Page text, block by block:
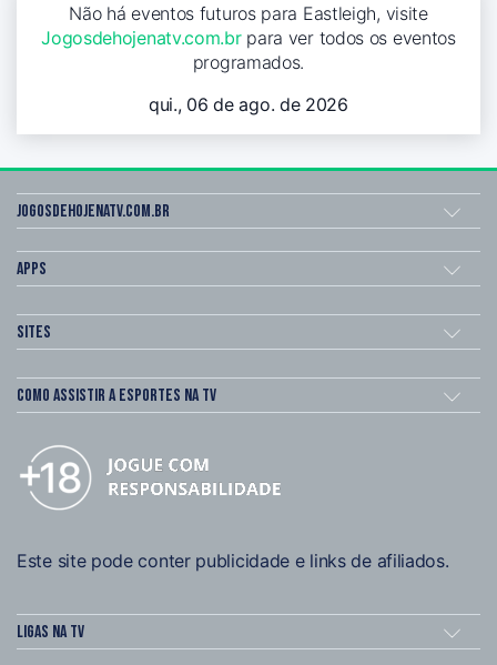
Não há eventos futuros para Eastleigh, visite
Jogosdehojenatv.com.brpara ver todos os eventos
programados.
qui., 06 de ago. de 2026
Jogosdehojenatv.com.br
Apps
Sites
Como assistir a esportes na TV
Este site pode conter publicidade e links de afiliados.
Ligas na TV